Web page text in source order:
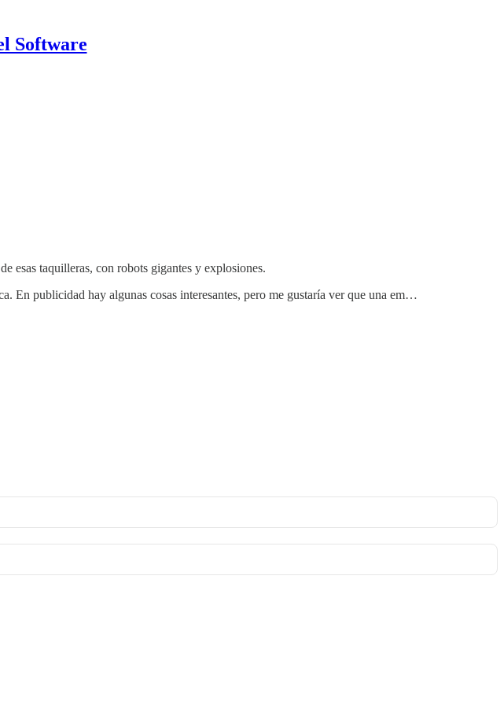
Software
esas taquilleras, con robots gigantes y explosiones.
En publicidad hay algunas cosas interesantes, pero me gustaría ver que una em…